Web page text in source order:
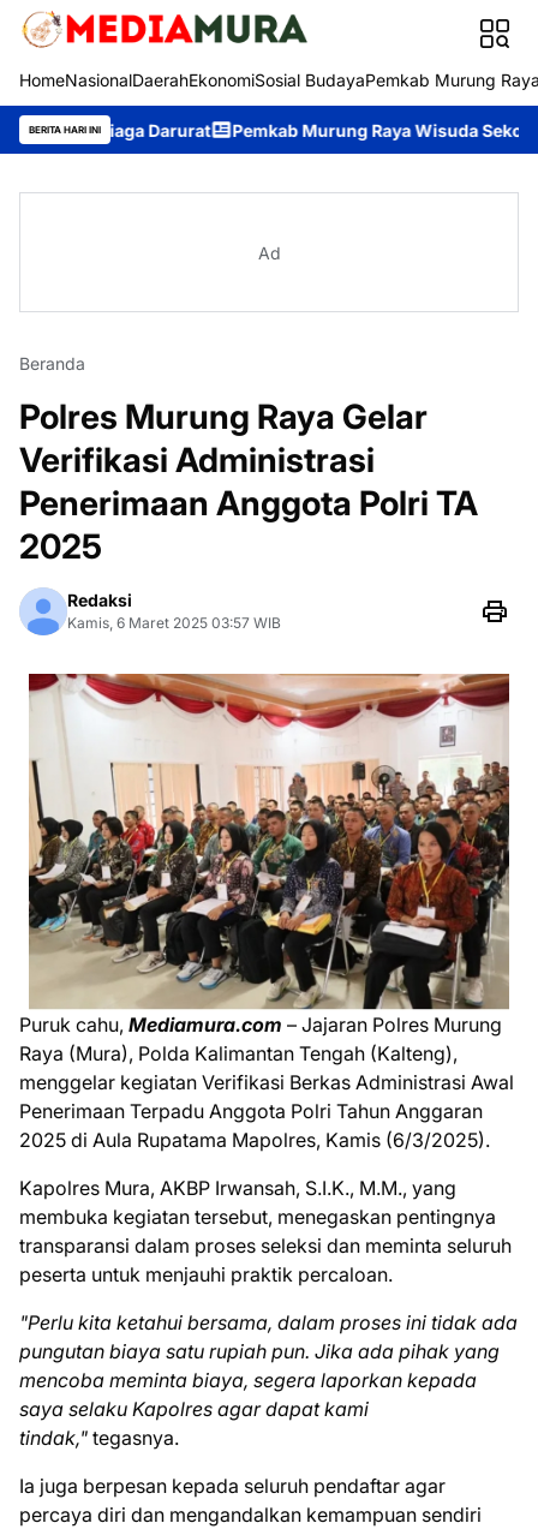
HomeNasionalDaerahEkonomiSosial BudayaPemkab Murung
BERITA HARI INI
Darurat Pemkab Murung Raya Wisuda Sekolah Lansia
Ad
Beranda
Polres Murung Raya Gelar
Verifikasi Administrasi
Penerimaan Anggota Polri TA
2025
Redaksi
Kamis, 6 Maret 2025 03:57 WIB
Puruk cahu, Mediamura.com – Jajaran Polres Murung
Raya (Mura), Polda Kalimantan Tengah (Kalteng),
menggelar kegiatan Verifikasi Berkas Administrasi Awal
Penerimaan Terpadu Anggota Polri Tahun Anggaran
2025 di Aula Rupatama Mapolres, Kamis (6/3/2025).
Kapolres Mura, AKBP Irwansah, S.I.K., M.M., yang
membuka kegiatan tersebut, menegaskan pentingnya
transparansi dalam proses seleksi dan meminta seluruh
peserta untuk menjauhi praktik percaloan.
"Perlu kita ketahui bersama, dalam proses ini tidak ada
pungutan biaya satu rupiah pun. Jika ada pihak yang
mencoba meminta biaya, segera laporkan kepada
saya selaku Kapolres agar dapat kami
tindak," tegasnya.
Ia juga berpesan kepada seluruh pendaftar agar
percaya diri dan mengandalkan kemampuan sendiri